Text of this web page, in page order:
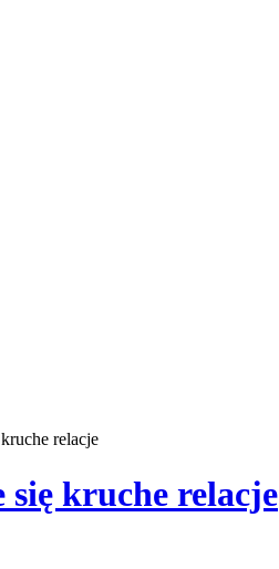
relacje
kruche relacje